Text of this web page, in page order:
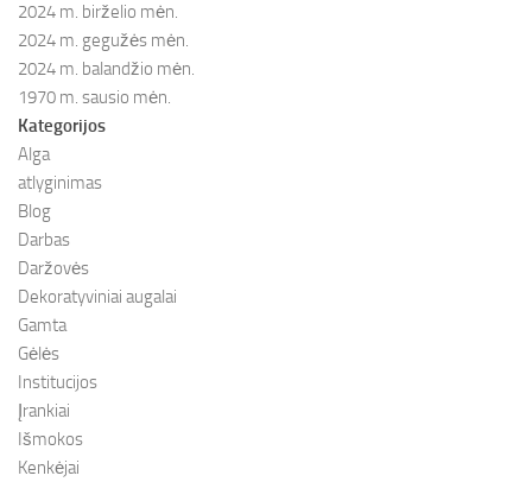
2024 m. birželio mėn.
2024 m. gegužės mėn.
2024 m. balandžio mėn.
1970 m. sausio mėn.
Kategorijos
Alga
atlyginimas
Blog
Darbas
Daržovės
Dekoratyviniai augalai
Gamta
Gėlės
Institucijos
Įrankiai
Išmokos
Kenkėjai